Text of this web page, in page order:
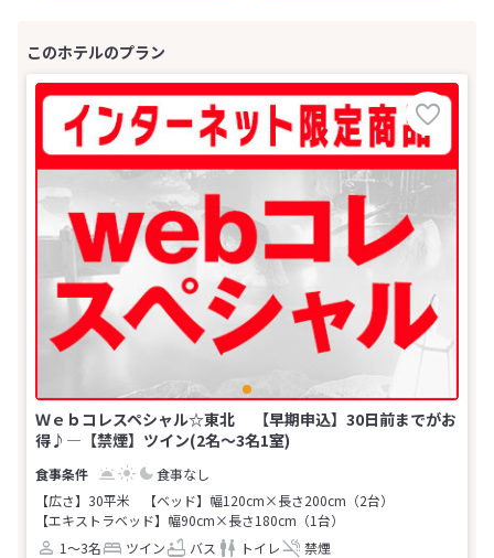
Ｗｅｂコレスペシャル☆東北 【早期申込】30日前までがお
得♪―【禁煙】ツイン(2名～3名1室)
食事なし
【広さ】30平米
【ベッド】幅120cm×長さ200cm（2台）
【エキストラベッド】幅90cm×長さ180cm（1台）
1～3名
ツイン バス トイレ 禁煙